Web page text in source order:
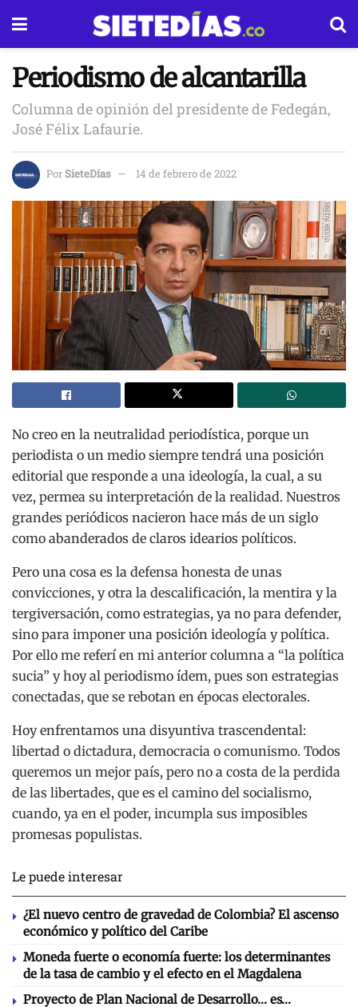
Periodismo de alcantarilla
Columna de opinión del presidente de Fedegán,
José Félix Lafaurie.
PorSieteDías 14 de febrero de 2022
No creo en la neutralidad periodística, porque un
periodista o un medio siempre tendrá una posición
editorial que responde a una ideología, la cual, a su
vez, permea su interpretación de la realidad. Nuestros
grandes periódicos nacieron hace más de un siglo
como abanderados de claros idearios políticos.
Pero una cosa es la defensa honesta de unas
convicciones, y otra la descalificación, la mentira y la
tergiversación, como estrategias, ya no para defender,
sino para imponer una posición ideología y política.
Por ello me referí en mi anterior columna a “la política
sucia” y hoy al periodismo ídem, pues son estrategias
conectadas, que se rebotan en épocas electorales.
Hoy enfrentamos una disyuntiva trascendental:
libertad o dictadura, democracia o comunismo. Todos
queremos un mejor país, pero no a costa de la perdida
de las libertades, que es el camino del socialismo,
cuando, ya en el poder, incumpla sus imposibles
promesas populistas.
Le puede interesar
¿El nuevo centro de gravedad de Colombia? El ascenso
económico y político del Caribe
Moneda fuerte o economía fuerte: los determinantes
de la tasa de cambio y el efecto en el Magdalena
Proyecto de Plan Nacional de Desarrollo… es…